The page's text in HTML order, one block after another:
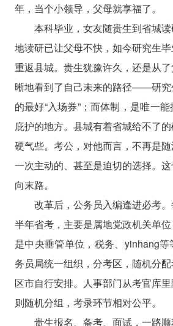
年，当个小领导，父母就享福了。
本科毕业，女友随贵生到省城
地读研已让父母不快，如今研究生
重返县城。贵生犹豫许久，还是从
晰地看到了自己未来的路径——研究
的最好“入场券”；而体制，是唯一
庇护的地方。县城有着省城给不了
硬气些。考公，对他而言，不再是
一次主动的、甚至是迫切的选择。
向末路。
改革后，公务员入编逢进必考
半年省考，主要是属地党政机关单
是中央垂管单位，税务、yinhang
务员局统一组织，分考区，随机分
区市自行安排。人事部门从考官库
则随机分组，考录环节相对公平。
贵生报名、备考、面试，一路